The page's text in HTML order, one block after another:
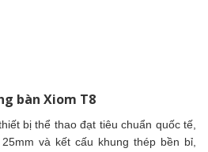
bàn Xiom T8
bị thể thao đạt tiêu chuẩn quốc tế,
và kết cấu khung thép bền bỉ,